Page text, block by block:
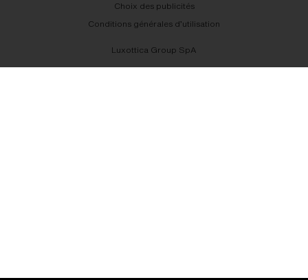
Choix des publicités
Conditions générales d’utilisation
Luxottica Group SpA